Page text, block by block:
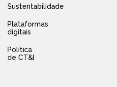
Sustentabilidade
Plataformas
digitais
Política
de CT&I